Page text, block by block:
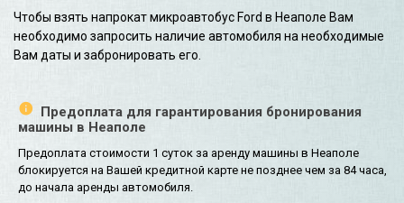
Чтобы взять напрокат микроавтобус Ford в Неаполе Вам
необходимо запросить наличие автомобиля на необходимые
Вам даты и забронировать его.
Предоплата для гарантирования бронирования
машины в Неаполе
Предоплата стоимости 1 суток за аренду машины в Неаполе
блокируется на Вашей кредитной карте не позднее чем за 84 часа,
до начала аренды автомобиля.